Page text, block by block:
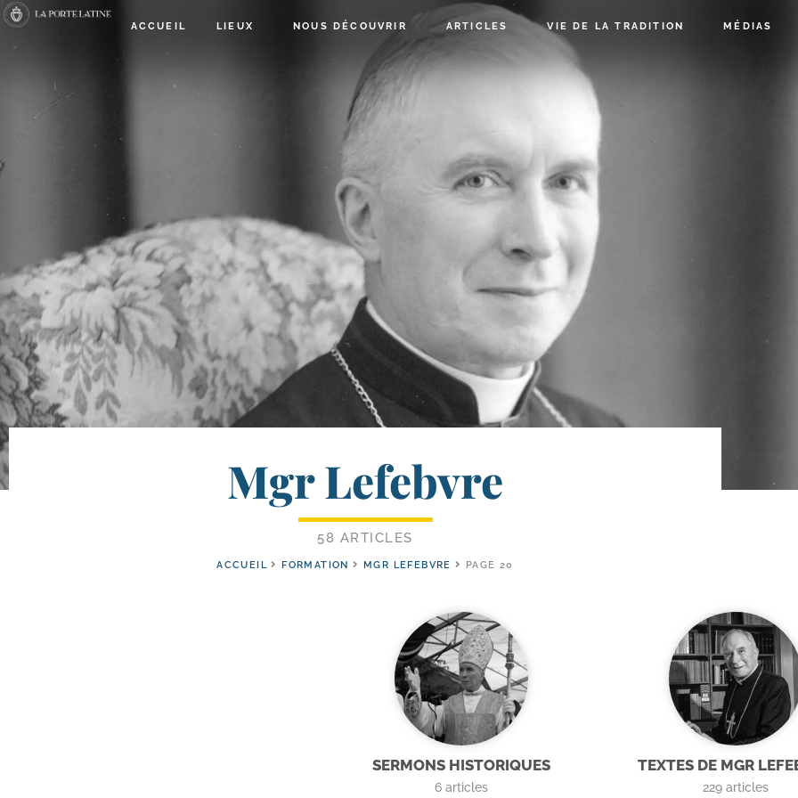
ACCUEIL LIEUX NOUS DÉCOUVRIR ARTICLES VIE DE LA TRADITION MÉDIAS
Mgr Lefebvre
58 ARTICLES
ACCUEIL FORMATION MGR LEFEBVRE PAGE 20
SERMONS HISTORIQUES
6 articles
TEXTES DE MGR
229articles